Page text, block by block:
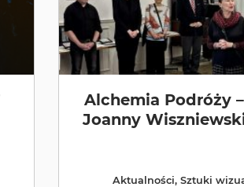
Alchemia Podróży
Joanny
Aktualności,Sztuki